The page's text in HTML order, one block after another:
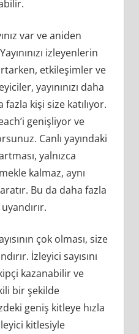
var ve aniden
izleyenlerin
etkileşimler ve
yayınınızı daha
kişi size katılıyor.
genişliyor ve
Canlı yayındaki
yalnızca
kalmaz, aynı
Bu da daha fazla
çok olması, size
İzleyici sayısını
kazanabilir ve
bir şekilde
geniş kitleye hızla
kitlesiyle